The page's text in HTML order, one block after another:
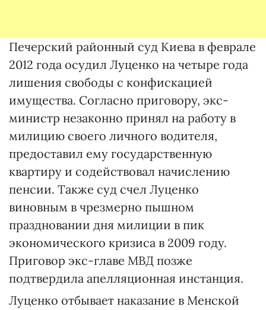
Печерский районный суд Киева в феврале
2012 года осудил Луценко на четыре года
лишения свободы с конфискацией
имущества. Согласно приговору, экс-
министр незаконно принял на работу в
милицию своего личного водителя,
предоставил ему государственную
квартиру и содействовал начислению
пенсии. Также суд счел Луценко
виновным в чрезмерно пышном
праздновании дня милиции в пик
экономического кризиса в 2009 году.
Приговор экс-главе МВД позже
подтвердила апелляционная инстанция.
Луценко отбывает наказание в Менской